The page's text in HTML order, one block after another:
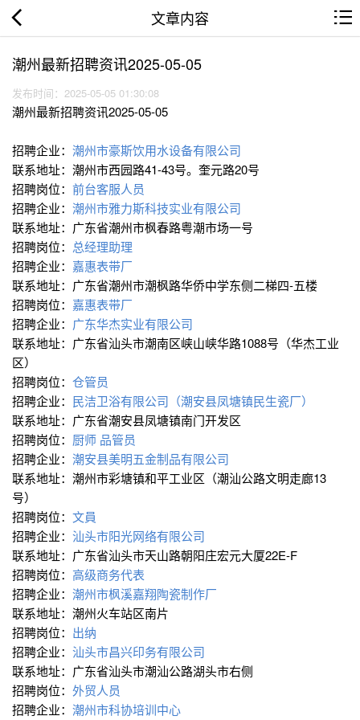
文章内容
潮州最新招聘资讯2025-05-05
发布时间：2025-05-05 01:30:08
潮州最新招聘资讯2025-05-05
招聘企业： 潮州市豪斯饮用水设备有限公司
联系地址：潮州市西园路41-43号。奎元路20号
招聘岗位： 前台客服人员
招聘企业： 潮州市雅力斯科技实业有限公司
联系地址：广东省潮州市枫春路粤潮市场一号
招聘岗位： 总经理助理
招聘企业： 嘉惠表带厂
联系地址：广东省潮州市潮枫路华侨中学东侧二梯四-五楼
招聘岗位： 嘉惠表带厂
招聘企业： 广东华杰实业有限公司
联系地址：广东省汕头市潮南区峡山峡华路1088号（华杰工业
区）
招聘岗位： 仓管员
招聘企业： 民洁卫浴有限公司（潮安县凤塘镇民生瓷厂）
联系地址：广东省潮安县凤塘镇南门开发区
招聘岗位： 厨师 品管员
招聘企业： 潮安县美明五金制品有限公司
联系地址：潮州市彩塘镇和平工业区（潮汕公路文明走廊13
号）
招聘岗位： 文員
招聘企业： 汕头市阳光网络有限公司
联系地址：广东省汕头市天山路朝阳庄宏元大厦22E-F
招聘岗位： 高级商务代表
招聘企业： 潮州市枫溪嘉翔陶瓷制作厂
联系地址：潮州火车站区南片
招聘岗位： 出纳
招聘企业： 汕头市昌兴印务有限公司
联系地址：广东省汕头市潮汕公路湖头市右侧
招聘岗位： 外贸人员
招聘企业： 潮州市科协培训中心